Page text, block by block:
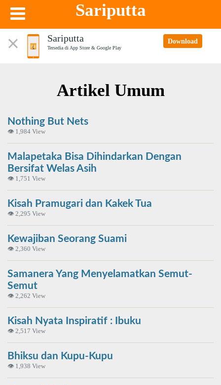
Sariputta
Sariputta
Tersedia di App Store & Google Play
Download
Artikel Umum
Nothing But Nets
👁 1,984 View
Malapetaka Bisa Dihindarkan Dengan
Bersifat Welas Asih
👁 1,751 View
Kisah Pramugari dan Kakek Tua
👁 2,295 View
Kewajiban Seorang Suami
👁 2,360 View
Samanera Yang Menyelamatkan Semut-
Semut
👁 2,262 View
Kisah Nyata Inspiratif : Ibuku
👁 2,517 View
Bhiksu dan Kupu-Kupu
👁 1,938 View